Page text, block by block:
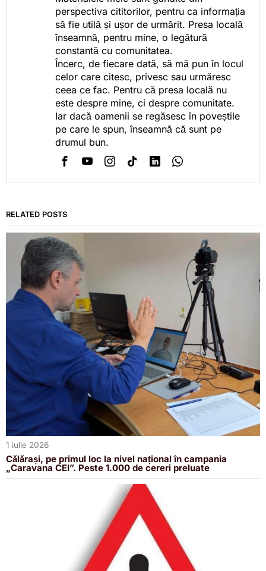
perspectiva cititorilor, pentru ca informația
să fie utilă și ușor de urmărit. Presa locală
înseamnă, pentru mine, o legătură
constantă cu comunitatea.
Încerc, de fiecare dată, să mă pun în locul
celor care citesc, privesc sau urmăresc
ceea ce fac. Pentru că presa locală nu
este despre mine, ci despre comunitate.
Iar dacă oamenii se regăsesc în poveștile
pe care le spun, înseamnă că sunt pe
drumul bun.
RELATED POSTS
1 iulie 2026
Călărași, pe primul loc la nivel național în campania
„Caravana CEI”. Peste 1.000 de cereri preluate